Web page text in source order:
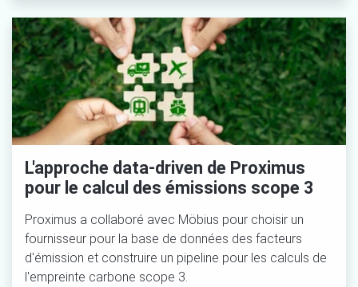
L'approche data-driven de Proximus
pour le calcul des émissions scope 3
Proximus a collaboré avec Möbius pour choisir un
fournisseur pour la base de données des facteurs
d'émission et construire un pipeline pour les calculs de
l'empreinte carbone scope 3.